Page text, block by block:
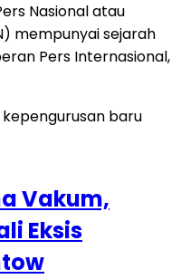
Nasional atau
mempunyai sejarah
Pers Internasional,
Vakum,
Eksis